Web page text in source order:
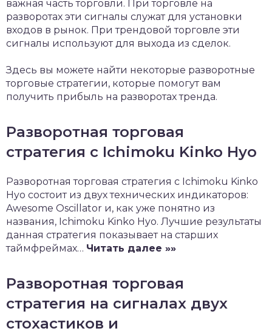
важная часть торговли. При торговле на
разворотах эти сигналы служат для установки
входов в рынок. При трендовой торговле эти
сигналы используют для выхода из сделок.
Здесь вы можете найти некоторые разворотные
торговые стратегии, которые помогут вам
получить прибыль на разворотах тренда.
Разворотная торговая
стратегия с Ichimoku Kinko Hyo
Разворотная торговая стратегия с Ichimoku Kinko
Hyo состоит из двух технических индикаторов:
Awesome Oscillator и, как уже понятно из
названия, Ichimoku Kinko Hyo. Лучшие результаты
данная стратегия показывает на старших
таймфреймах… Читать далее »»
Разворотная торговая
стратегия на сигналах двух
стохастиков и